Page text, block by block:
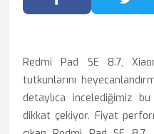
Facebook'ta
Redmi Pad SE 8.7,
tutkunlarını
detaylıca incelediğimiz
dikkat çekiyor. Fiyat